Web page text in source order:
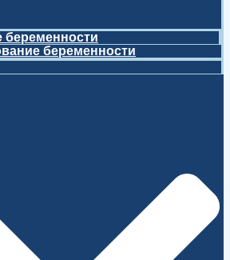
беременности
беременности